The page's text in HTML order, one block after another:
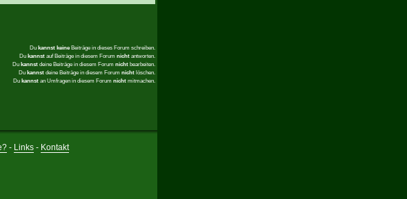
Du kannst keineBeiträge in dieses Forum schreiben.
Du kannstauf Beiträge in diesem Forum nichtantworten.
Du kannstdeine Beiträge in diesem Forum nichtbearbeiten.
Du kannstdeine Beiträge in diesem Forum nichtlöschen.
Du kannstan Umfragen in diesem Forum nichtmitmachen.
- Links - Kontakt